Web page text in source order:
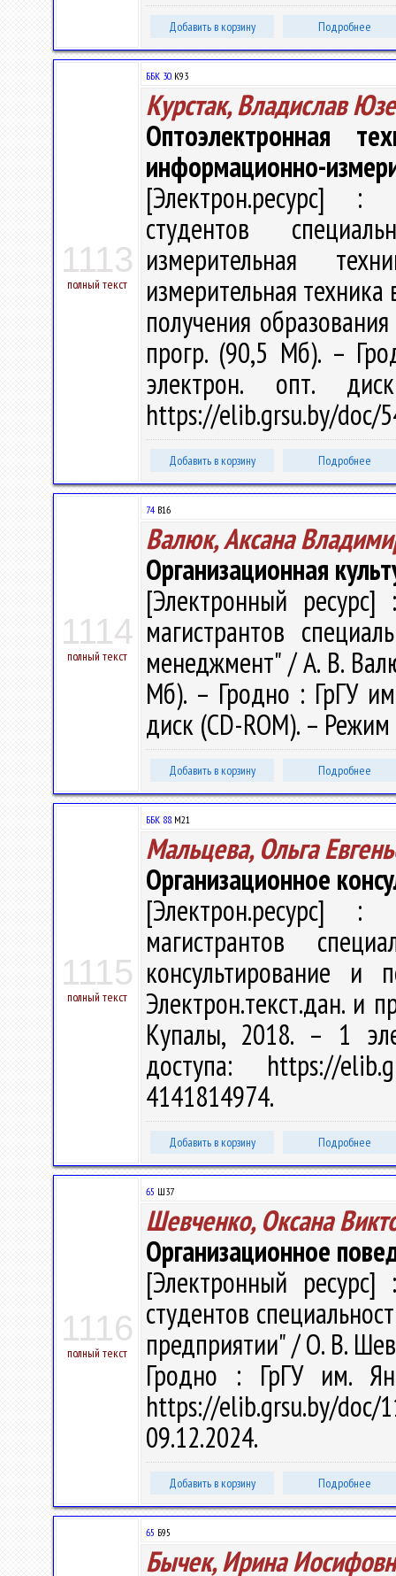
Добавить в корзину Подробнее
1113
полный текст
ББК 30.К93
Курстак, Владислав
Оптоэлектронная
информационно-
[Электрон.ресурс] :
студентов
измерительная
измерительная
получения
прогр. (90,5 Мб). –
электрон. опт.
https://elib.grsu.by/doc/
Добавить в корзину Подробнее
1114
полный текст
74 В16
Валюк, Аксана
Организационная
[Электронный ресурс]
магистрантов
менеджмент" / А. В.
Мб). – Гродно : ГрГУ
диск (CD-ROM). –
Добавить в корзину Подробнее
1115
полный текст
ББК 88.М21
Мальцева, Ольга
Организационное
[Электрон.ресурс] :
магистрантов
консультирование
Электрон.текст.дан. и
Купалы, 2018. – 1
доступа: https://
4141814974.
Добавить в корзину Подробнее
1116
полный текст
65 Ш37
Шевченко, Оксана
Организационное
[Электронный ресурс]
студентов
предприятии" / О. В.
Гродно : ГрГУ им.
https://elib.grsu.by/
09.12.2024.
Добавить в корзину Подробнее
65 Б95
Бычек, Ирина